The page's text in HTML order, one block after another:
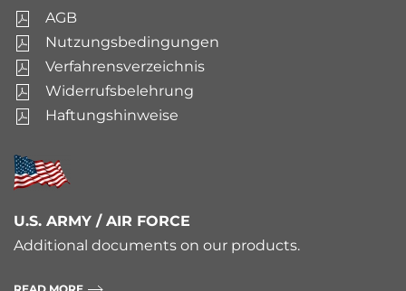
AGB
Nutzungsbedingungen
Verfahrensverzeichnis
Widerrufsbelehrung
Haftungshinweise
U.S. ARMY / AIR FORCE
Additional documents on our products.